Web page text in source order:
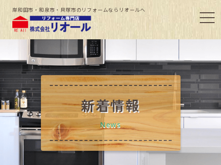
岸和田市・和泉市・貝塚市のリフォームならリオールへ
新着情報
News